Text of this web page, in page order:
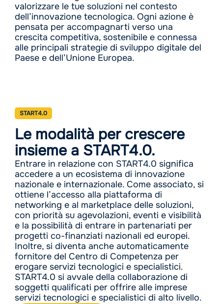
valorizzare le tue soluzioni nel contesto
dell’innovazione tecnologica. Ogni azione è
pensata per accompagnarti verso una
crescita competitiva, sostenibile e connessa
alle principali strategie di sviluppo digitale del
Paese e dell’Unione Europea.
START4.0
Le modalità per crescere
insieme a START4.0.
Entrare in relazione con START4.0 significa
accedere a un ecosistema di innovazione
nazionale e internazionale. Come associato, si
ottiene l’accesso alla piattaforma di
networking e al marketplace delle soluzioni,
con priorità su agevolazioni, eventi e visibilità
e la possibilità di entrare in partenariati per
progetti co-finanziati nazionali ed europei.
Inoltre, si diventa anche automaticamente
fornitore del Centro di Competenza per
erogare servizi tecnologici e specialistici.
START4.0 si avvale della collaborazione di
soggetti qualificati per offrire alle imprese
servizi tecnologici e specialistici di alto livello.